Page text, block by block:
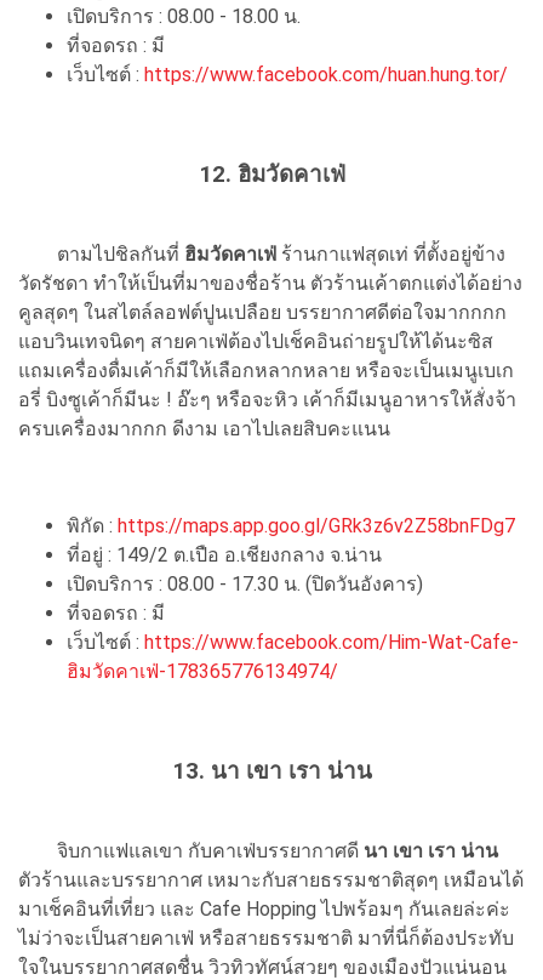
เปิดบริการ : 08.00 - 18.00 น.
ที่จอดรถ : มี
เว็บไซต์ : https://www.facebook.com/huan.hung.tor/
12. ฮิมวัดคาเฟ่
ตามไปชิลกันที่ ฮิมวัดคาเฟ่ ร้านกาแฟสุดเท่ ที่ตั้งอยู่ข้าง
วัดรัชดา ทำให้เป็นที่มาของชื่อร้าน ตัวร้านเค้าตกแต่งได้อย่าง
คูลสุดๆ ในสไตล์ลอฟต์ปูนเปลือย บรรยากาศดีต่อใจมากกกก
แอบวินเทจนิดๆ สายคาเฟ่ต้องไปเช็คอินถ่ายรูปให้ได้นะซิส
แถมเครื่องดื่มเค้าก็มีให้เลือกหลากหลาย หรือจะเป็นเมนูเบเก
อรี่ บิงซูเค้าก็มีนะ ! อ๊ะๆ หรือจะหิว เค้าก็มีเมนูอาหารให้สั่งจ้า
ครบเครื่องมากกก ดีงาม เอาไปเลยสิบคะแนน
พิกัด : https://maps.app.goo.gl/GRk3z6v2Z58bnFDg7
ที่อยู่ : 149/2 ต.เปือ อ.เชียงกลาง จ.น่าน
เปิดบริการ : 08.00 - 17.30 น. (ปิดวันอังคาร)
ที่จอดรถ : มี
เว็บไซต์ : https://www.facebook.com/Him-Wat-Cafe-
ฮิมวัดคาเฟ่-178365776134974/
13. นา เขา เรา น่าน
จิบกาแฟแลเขา กับคาเฟ่บรรยากาศดี นา เขา เรา น่าน
ตัวร้านและบรรยากาศ เหมาะกับสายธรรมชาติสุดๆ เหมือนได้
มาเช็คอินที่เที่ยว และ Cafe Hopping ไปพร้อมๆ กันเลยล่ะค่ะ
ไม่ว่าจะเป็นสายคาเฟ่ หรือสายธรรมชาติ มาที่นี่ก็ต้องประทับ
ใจในบรรยากาศสดชื่น วิวทิวทัศน์สวยๆ ของเมืองปัวแน่นอน